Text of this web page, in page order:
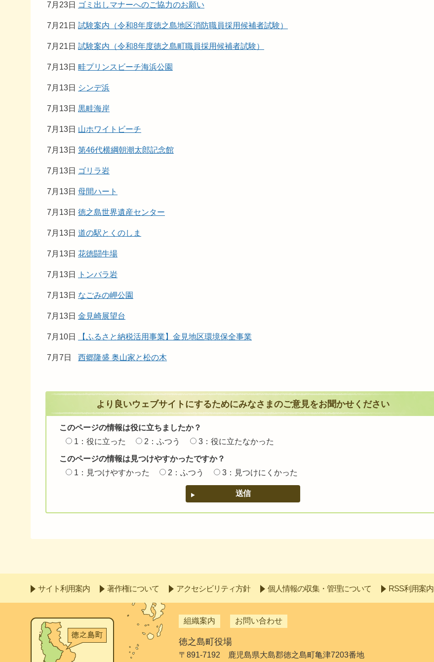
7月23日 ゴミ出しマナーへのご協力のお願い
7月21日 試験案内（令和8年度徳之島地区消防職員採用候補者試験）
7月21日 試験案内（令和8年度徳之島町職員採用候補者試験）
7月13日 畦プリンスビーチ海浜公園
7月13日 シンデ浜
7月13日 黒畦海岸
7月13日 山ホワイトビーチ
7月13日 第46代横綱朝潮太郎記念館
7月13日 ゴリラ岩
7月13日 母間ハート
7月13日 徳之島世界遺産センター
7月13日 道の駅とくのしま
7月13日 花徳闘牛場
7月13日 トンバラ岩
7月13日 なごみの岬公園
7月13日 金見崎展望台
7月10日 【ふるさと納税活用事業】金見地区環境保全事業
7月7日 西郷隆盛 奥山家と松の木
より良いウェブサイトにするためにみなさまのご意見をお聞かせください
このページの情報は役に立ちましたか？
1：役に立った
2：ふつう 3：役に立たなかった
このページの情報は見つけやすかったですか？
1：見つけやすかった
2：ふつう 3：見つけにくかった
サイト利用案内 著作権について アクセシビリティ方針 個人情報の収集・管理について RSS利用案内
組織案内 お問い合わせ
徳之島町役場
〒891-7192 鹿児島県大島郡徳之島町亀津7203番地